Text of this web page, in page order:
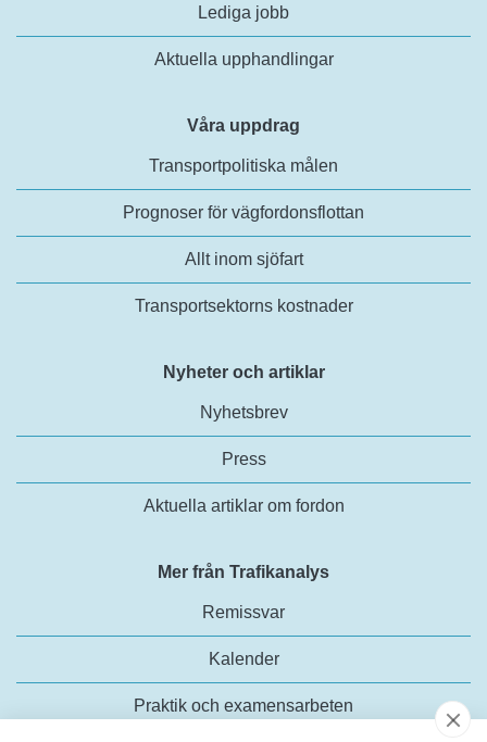
Lediga jobb
Aktuella upphandlingar
Våra uppdrag
Transportpolitiska målen
Prognoser för vägfordonsflottan
Allt inom sjöfart
Transportsektorns kostnader
Nyheter och artiklar
Nyhetsbrev
Press
Aktuella artiklar om fordon
Mer från Trafikanalys
Remissvar
Kalender
Praktik och examensarbeten